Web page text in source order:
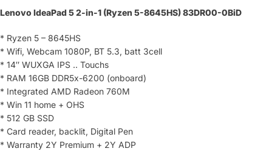
Lenovo IdeaPad 5 2-in-1 (Ryzen 5-8645HS)83DR00-0BiD
* Ryzen 5 – 8645HS
* Wifi, Webcam 1080P, BT 5.3, batt 3cell
* 14″ WUXGA IPS .. Touchs
* RAM 16GB DDR5x-6200 (onboard)
* Integrated AMD Radeon 760M
* Win 11 home + OHS
* 512 GB SSD
* Card reader, backlit, Digital Pen
* Warranty 2Y Premium + 2Y ADP